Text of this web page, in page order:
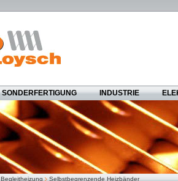
SONDERFERTIGUNG INDUSTRIE
Begleitheizung Selbstbegrenzende Heizbänder